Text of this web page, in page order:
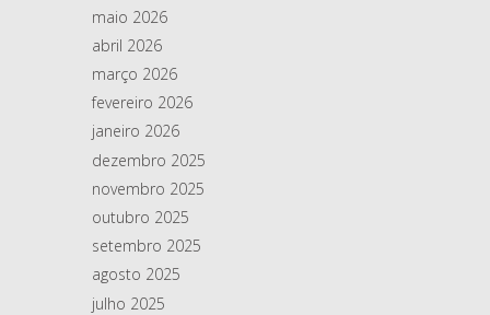
maio 2026
abril 2026
março 2026
fevereiro 2026
janeiro 2026
dezembro 2025
novembro 2025
outubro 2025
setembro 2025
agosto 2025
julho 2025